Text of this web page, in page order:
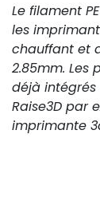
Le filament
les
chauffant et
2.85mm. Les
déjà
Raise3D par
imprimante